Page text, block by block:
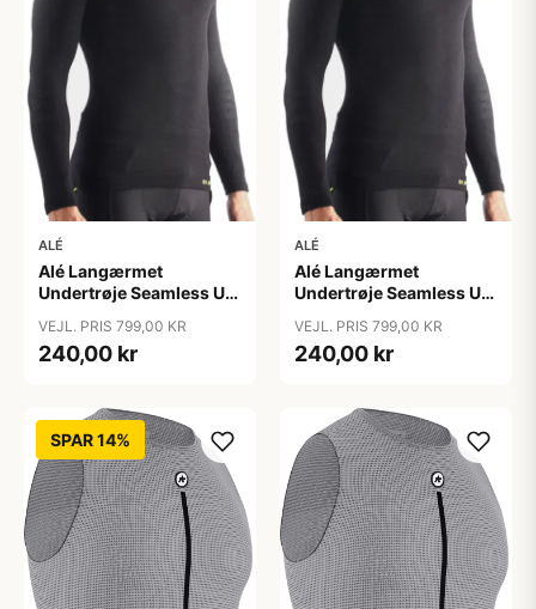
ALÉ
Alé Langærmet
Undertrøje Seamless Uld
VEJL. PRIS 799,00 KR
240,00 kr
ALÉ
Alé Langærmet
Undertrøje Seamless Uld
VEJL. PRIS 799,00 KR
240,00 kr
SPAR 14%